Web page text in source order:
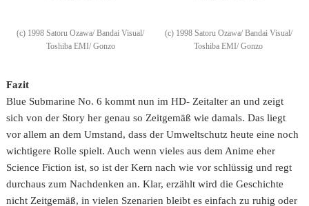
(c) 1998 Satoru Ozawa/ Bandai Visual/
Toshiba EMI/ Gonzo
(c) 1998 Satoru Ozawa/ Bandai Visual/
Toshiba EMI/ Gonzo
Fazit
Blue Submarine No. 6 kommt nun im HD- Zeitalter an und zeigt
sich von der Story her genau so Zeitgemäß wie damals. Das liegt
vor allem an dem Umstand, dass der Umweltschutz heute eine noch
wichtigere Rolle spielt. Auch wenn vieles aus dem Anime eher
Science Fiction ist, so ist der Kern nach wie vor schlüssig und regt
durchaus zum Nachdenken an. Klar, erzählt wird die Geschichte
nicht Zeitgemäß, in vielen Szenarien bleibt es einfach zu ruhig oder